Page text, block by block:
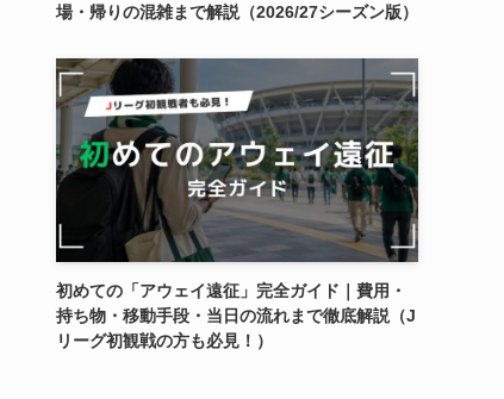
場・帰りの混雑まで解説（2026/27シーズン版）
初めての「アウェイ遠征」完全ガイド｜費用・
持ち物・移動手段・当日の流れまで徹底解説（J
リーグ初観戦の方も必見！）